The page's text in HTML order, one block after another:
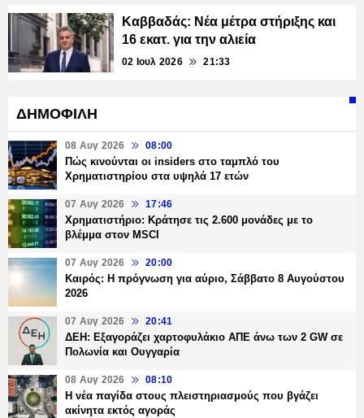
Καββαδάς: Νέα μέτρα στήριξης και
16 εκατ. για την αλιεία
02 Ιουλ 2026 21:33
ΔΗΜΟΦΙΛΗ
08 Αυγ 2026 08:00
Πώς κινούνται οι insiders στο ταμπλό του
Χρηματιστηρίου στα υψηλά 17 ετών
07 Αυγ 2026 17:46
Χρηματιστήριο: Κράτησε τις 2.600 μονάδες με το
βλέμμα στον MSCI
07 Αυγ 2026 20:00
Καιρός: Η πρόγνωση για αύριο, Σάββατο 8 Αυγούστου
2026
07 Αυγ 2026 20:41
ΔΕΗ: Εξαγοράζει χαρτοφυλάκιο ΑΠΕ άνω των 2 GW σε
Πολωνία και Ουγγαρία
08 Αυγ 2026 08:10
Η νέα παγίδα στους πλειστηριασμούς που βγάζει
ακίνητα εκτός αγοράς